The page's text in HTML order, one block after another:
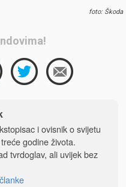
foto: Škoda
i ovisnik o svijetu
godine života.
tvrdoglav, ali uvijek bez